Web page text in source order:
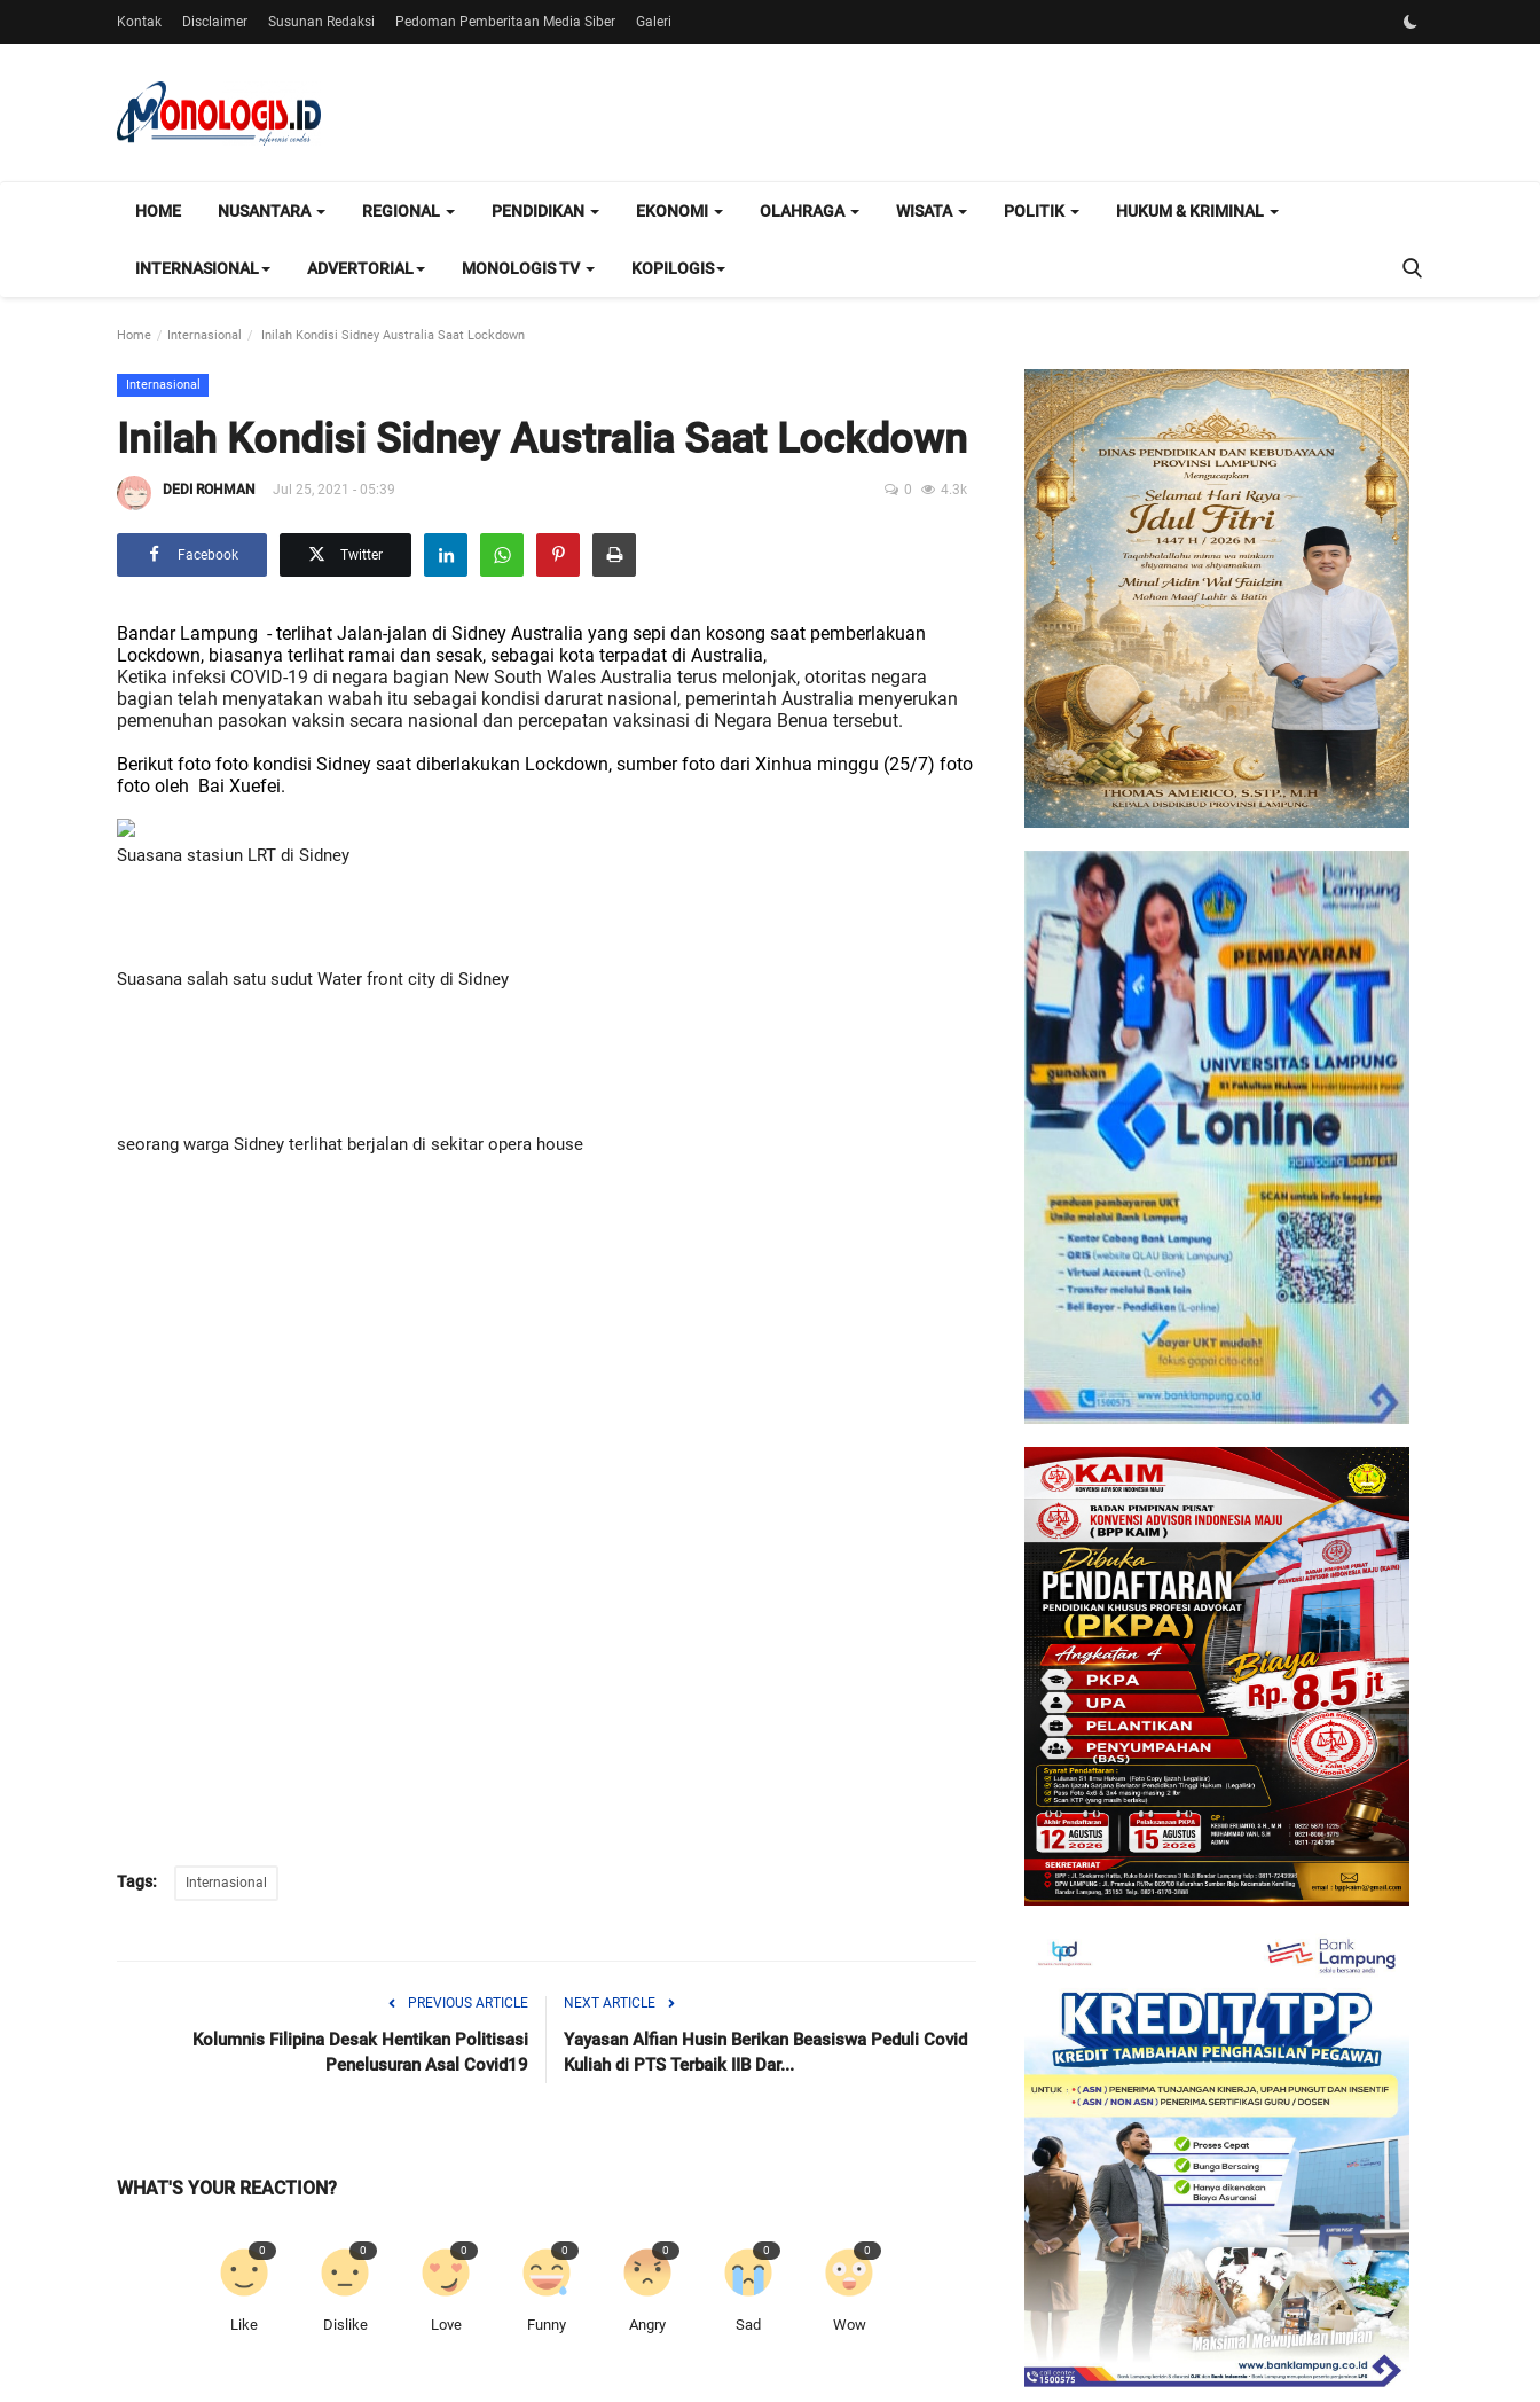
Kontak Disclaimer Susunan Redaksi Pedoman Pemberitaan Media Siber Galeri
HOME NUSANTARA REGIONAL PENDIDIKAN EKONOMI OLAHRAGA WISATA POLITIK HUKUM & KRIMINAL
INTERNASIONAL ADVERTORIAL MONOLOGIS TV KOPILOGIS
Home Internasional Inilah Kondisi Sidney Australia Saat Lockdown
Internasional
Inilah Kondisi Sidney Australia Saat Lockdown
DEDI ROHMAN Jul 25, 2021 - 05:39 0 4.3k
Facebook Twitter
Bandar Lampung - terlihat Jalan-jalan di Sidney Australia yang sepi dan kosong saat pemberlakuan
Lockdown, biasanya terlihat ramai dan sesak, sebagai kota terpadat di Australia,
Ketika infeksi COVID-19 di negara bagian New South Wales Australia terus melonjak, otoritas negara
bagian telah menyatakan wabah itu sebagai kondisi darurat nasional, pemerintah Australia menyerukan
pemenuhan pasokan vaksin secara nasional dan percepatan vaksinasi di Negara Benua tersebut.
Berikut foto foto kondisi Sidney saat diberlakukan Lockdown, sumber foto dari Xinhua minggu (25/7) foto
foto oleh Bai Xuefei.
Suasana stasiun LRT di Sidney
Suasana salah satu sudut Water front city di Sidney
seorang warga Sidney terlihat berjalan di sekitar opera house
Tags: Internasional
PREVIOUS ARTICLE
Kolumnis Filipina Desak Hentikan Politisasi
Penelusuran Asal Covid19
NEXT ARTICLE
Yayasan Alfian Husin Berikan Beasiswa Peduli Covid
Kuliah di PTS Terbaik IIB Dar...
WHAT'S YOUR REACTION?
Like
0
Dislike
0
Love
0
Funny
0
Angry
0
Sad
0
Wow
0